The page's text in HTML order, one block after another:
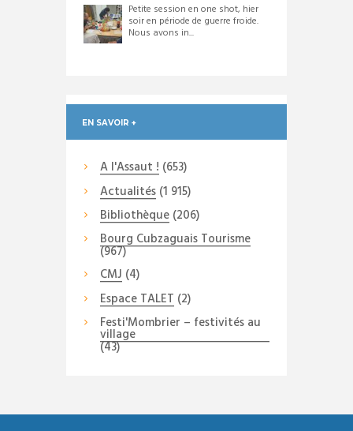
Petite session en one shot, hier
soir en période de guerre froide.
Nous avons in...
EN SAVOIR +
A l'Assaut ! (653)
Actualités(1 915)
Bibliothèque(206)
Bourg Cubzaguais Tourisme
(967)
CMJ (4)
Espace TALET (2)
Festi'Mombrier – festivités au
village
(43)